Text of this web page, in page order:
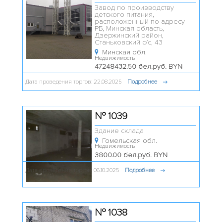
Завод по производству
детского питания,
расположенный по адресу
РБ, Минская область,
Дзержинский район,
Станьковский с/с, 43
Минская обл.
Недвижимость
47248432.50 бел.руб. BYN
Дата проведения торгов: 22.08.2025 Подробнее
№ 1039
Здание склада
Гомельская обл.
Недвижимость
3800.00 бел.руб. BYN
Дата проведения торгов: 06.10.2025 Подробнее
№ 1038